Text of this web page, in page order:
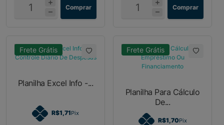
Comprar Comprar
Frete Grátis
Planilha Excel Info -...
R$1,71Pix
Frete Grátis
Planilha Para Cálculo
De...
R$1,70Pix